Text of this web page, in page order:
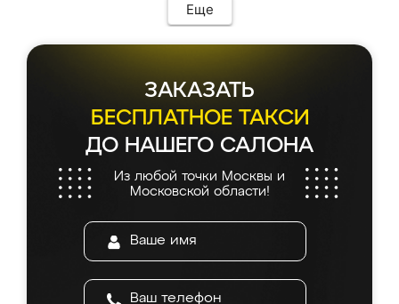
Еще
ЗАКАЗАТЬ
БЕСПЛАТНОЕ ТАКСИ
ДО НАШЕГО САЛОНА
Из любой точки Москвы и
Московской области!